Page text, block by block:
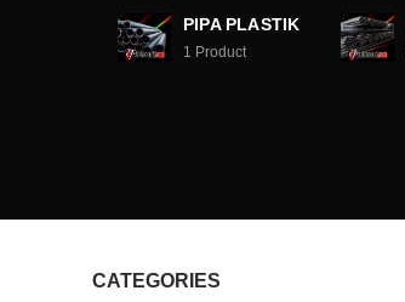
PIPA PLASTIK
1 Product
CATEGORIES